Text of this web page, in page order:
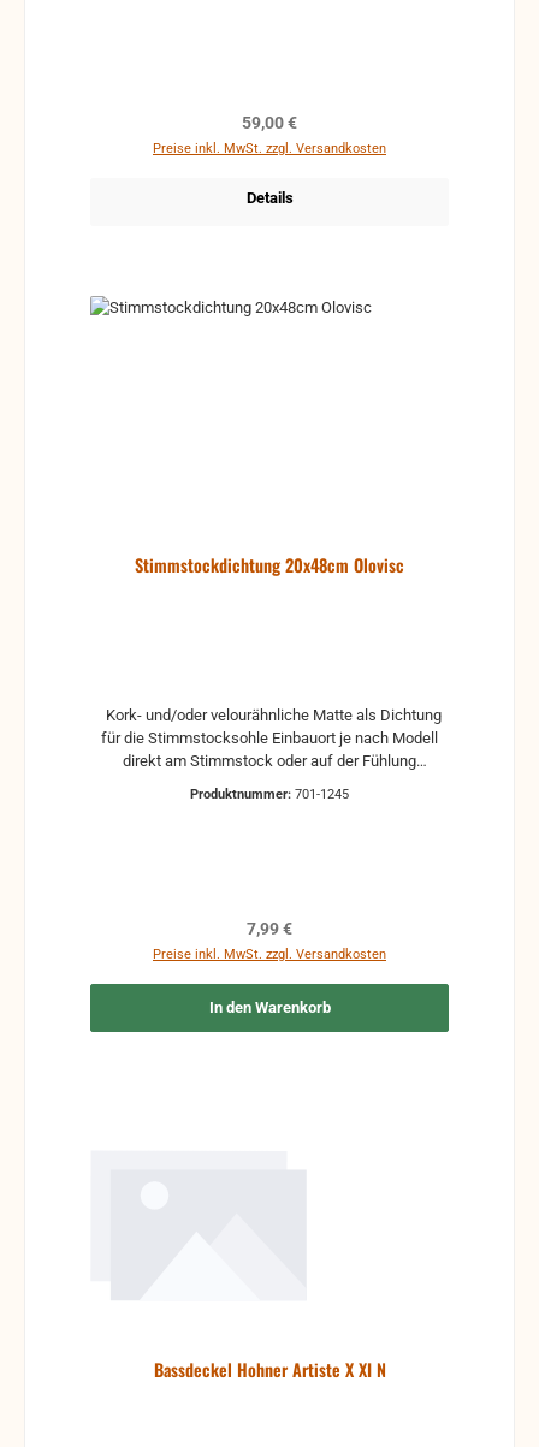
Regulärer Preis:
59,00 €
Preise inkl. MwSt. zzgl. Versandkosten
Details
Stimmstockdichtung 20x48cm Olovisc
für die Stimmstocksohle Einbauort je nach Modell
direkt am Stimmstock oder auf der Fühlung
Produktnummer: 701-1245
Regulärer Preis:
7,99 €
Preise inkl. MwSt. zzgl. Versandkosten
In den Warenkorb
Bassdeckel Hohner Artiste X XI N